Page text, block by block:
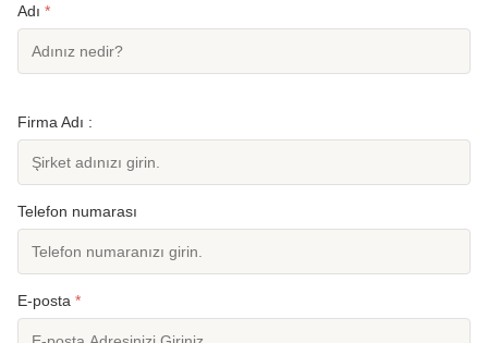
Adı *
Firma Adı :
Telefon numarası
E-posta *